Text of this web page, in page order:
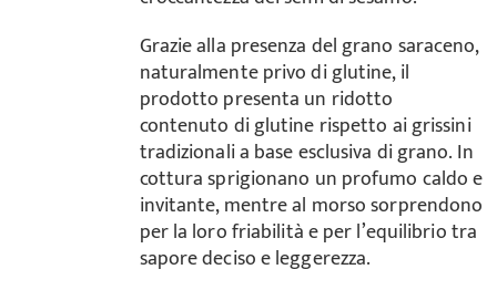
Grazie alla presenza del grano saraceno,
naturalmente privo di glutine, il
prodotto presenta un ridotto
contenuto di glutine rispetto ai grissini
tradizionali a base esclusiva di grano. In
cottura sprigionano un profumo caldo e
invitante, mentre al morso sorprendono
per la loro friabilità e per l’equilibrio tra
sapore deciso e leggerezza.